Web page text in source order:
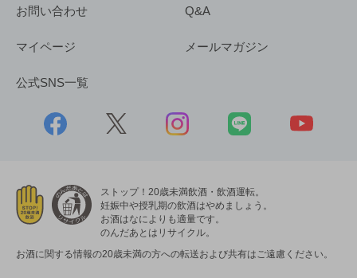
お問い合わせ Q&A
マイページ メールマガジン
公式SNS一覧
ストップ！20歳未満飲酒・飲酒運転。
妊娠中や授乳期の飲酒はやめましょう。
お酒はなによりも適量です。
のんだあとはリサイクル。
お酒に関する情報の20歳未満の方への転送および共有はご遠慮ください。